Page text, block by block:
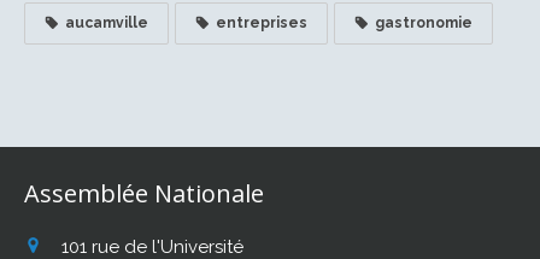
aucamville entreprises gastronomie
Assemblée Nationale
101 rue de l'Université